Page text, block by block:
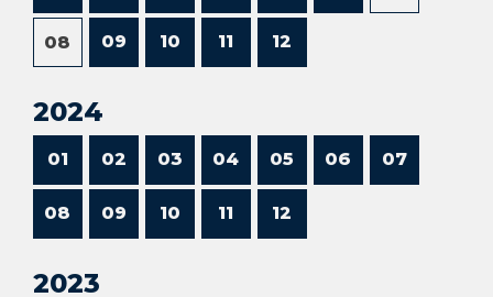
08 09 10 11 12
2024
01 02 03 04 05 06 07
08 09 10 11 12
2023